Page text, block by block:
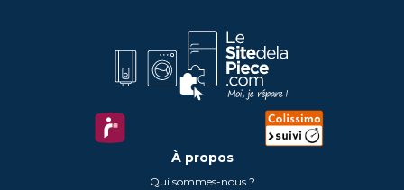
À propos
Qui sommes-nous ?